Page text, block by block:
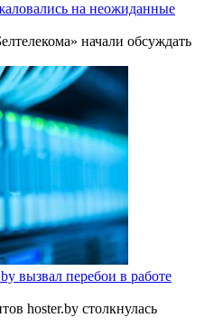
на неожиданные
начали обсуждать
вызвал перебои в работе
hoster.by столкнулась